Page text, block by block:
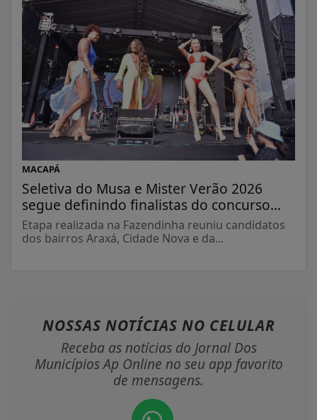
MACAPÁ
Seletiva do Musa e Mister Verão 2026
segue definindo finalistas do concurso...
Etapa realizada na Fazendinha reuniu candidatos
dos bairros Araxá, Cidade Nova e da...
NOSSAS NOTÍCIAS NO CELULAR
Receba as notícias do Jornal Dos
Municípios Ap Online no seu app favorito
de mensagens.